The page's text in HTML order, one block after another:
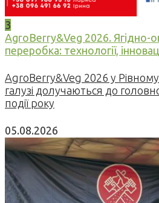
3
AgroBerry&Veg 2026. Ягідно-
переробка: технології,
AgroBerry&Veg 2026 у
галузі долучаються до
події року
05.08.2026